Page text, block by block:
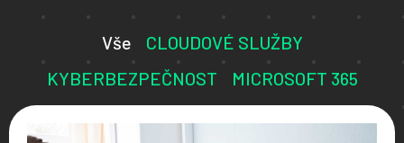
CLOUDOVÉ SLUŽBY
KYBERBEZPEČNOST
MICROSOFT 365
Vše